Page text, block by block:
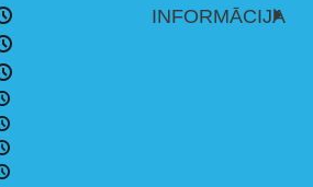
INFORMĀCIJA